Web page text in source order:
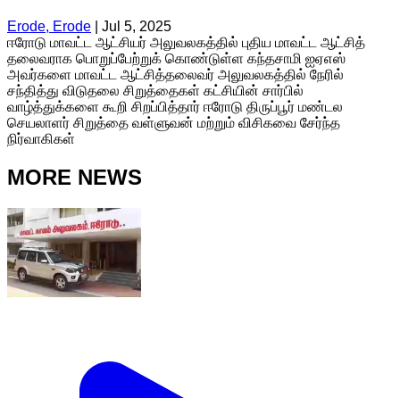
Erode, Erode
Jul 5, 2025
ஈரோடு மாவட்ட ஆட்சியர் அலுவலகத்தில் புதிய மாவட்ட ஆட்சித்
தலைவராக பொறுப்பேற்றுக் கொண்டுள்ள கந்தசாமி ஐஏஎஸ்
அவர்களை மாவட்ட ஆட்சித்தலைவர் அலுவலகத்தில் நேரில்
சந்தித்து விடுதலை சிறுத்தைகள் கட்சியின் சார்பில்
வாழ்த்துக்களை கூறி சிறப்பித்தார் ஈரோடு திருப்பூர் மண்டல
செயலாளர் சிறுத்தை வள்ளுவன் மற்றும் விசிகவை சேர்ந்த
நிர்வாகிகள்
MORE NEWS